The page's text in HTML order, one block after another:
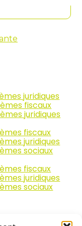
juridiques
fiscaux
juridiques
fiscaux
juridiques
sociaux
fiscaux
juridiques
sociaux